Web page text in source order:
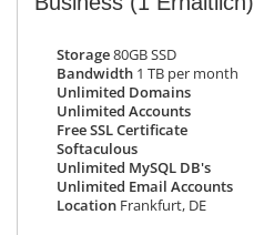
Storage80GB SSD
Bandwidth 1 TB per month
Unlimited Domains
Unlimited Accounts
Free SSL Certificate
Softaculous
Unlimited MySQL DB's
Unlimited Email Accounts
Location Frankfurt, DE